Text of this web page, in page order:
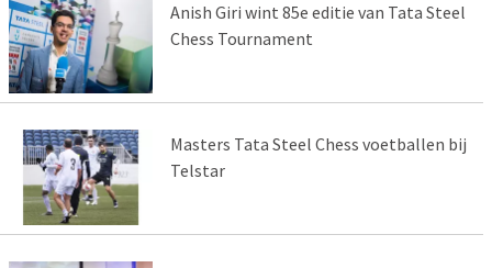
Anish Giri wint 85e editie van Tata Steel
Chess Tournament
Masters Tata Steel Chess voetballen bij
Telstar